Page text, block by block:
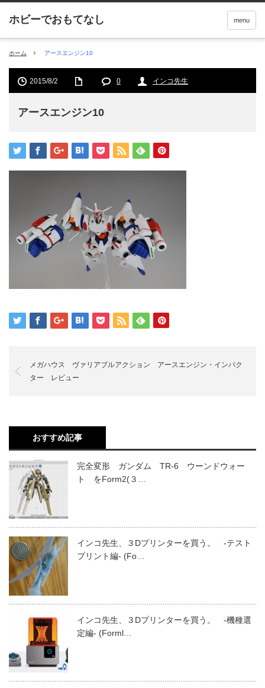
menu
ホーム アースエンジン10
2015/8/2 0 インコ先生
アースエンジン10
メガハウス ヴァリアブルアクション アースエンジン・インパク
ター レビュー
おすすめ記事
完全変形 ガンダム TR-6 ウーンドウォー
ト をForm2(３…
インコ先生、３Dプリンターを買う。 -テスト
プリント編- (Fo…
インコ先生、３Dプリンターを買う。 -機種選
定編- (Forml…